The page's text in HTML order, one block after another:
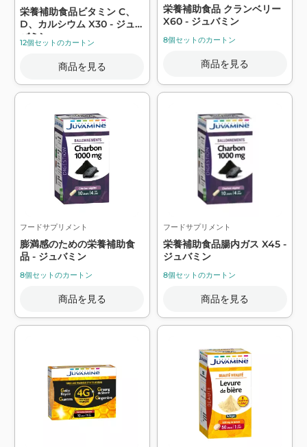
栄養補助食品ビタミン C、
D、カルシウム X30 - ジュ
バミン
12個セットのカートン
商品を見る
栄養補助食品 クランベリー
X60 - ジュバミン
8個セットのカートン
商品を見る
フードサプリメント
膨満感のための栄養補助食
品 - ジュバミン
8個セットのカートン
商品を見る
フードサプリメント
栄養補助食品腸内ガス X45 -
ジュバミン
8個セットのカートン
商品を見る